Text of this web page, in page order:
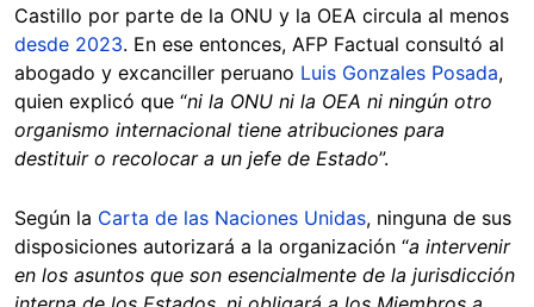
Castillo por parte de la ONU y la OEA circula al menos
desde 2023. En ese entonces, AFP Factual consultó al
abogado y excanciller peruano Luis Gonzales Posada,
quien explicó que “ni la ONU ni la OEA ni ningún otro
organismo internacional tiene atribuciones para
destituir o recolocar a un jefe de Estado”.
Según la Carta de las Naciones Unidas, ninguna de sus
disposiciones autorizará a la organización “a intervenir
en los asuntos que son esencialmente de la jurisdicción